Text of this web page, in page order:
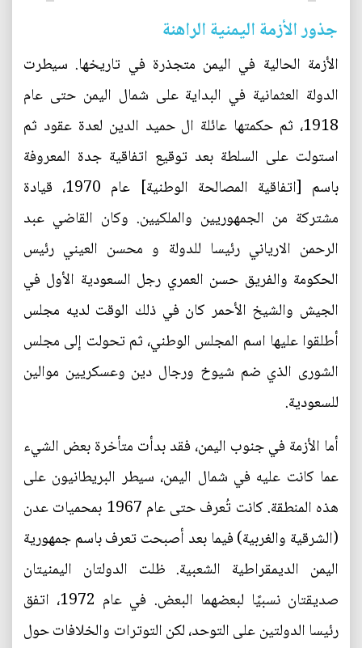
جذور الأزمة اليمنية الراهنة
الأزمة الحالية في اليمن متجذرة في تاريخها. سيطرت
الدولة العثمانية في البداية على شمال اليمن حتى عام
1918، ثم حكمتها عائلة ال حميد الدين لعدة عقود ثم
استولت على السلطة بعد توقيع اتفاقية جدة المعروفة
باسم [اتفاقية المصالحة الوطنية] عام 1970، قيادة
مشتركة من الجمهوريين والملكيين. وكان القاضي عبد
الرحمن الارياني رئيسا للدولة و محسن العيني رئيس
الحكومة والفريق حسن العمري رجل السعودية الأول في
الجيش والشيخ الأحمر كان في ذلك الوقت لديه مجلس
أطلقوا عليها اسم المجلس الوطني، ثم تحولت إلى مجلس
الشورى الذي ضم شيوخ ورجال دين وعسكريين موالين
للسعودية.
أما الأزمة في جنوب اليمن، فقد بدأت متأخرة بعض الشيء
عما كانت عليه في شمال اليمن، سيطر البريطانيون على
هذه المنطقة. كانت تُعرف حتى عام 1967 بمحميات عدن
(الشرقية والغربية) فيما بعد أصبحت تعرف باسم جمهورية
اليمن الديمقراطية الشعبية. ظلت الدولتان اليمنيتان
صديقتان نسبيًا لبعضهما البعض. في عام 1972، اتفق
رئيسا الدولتين على التوحد، لكن التوترات والخلافات حول